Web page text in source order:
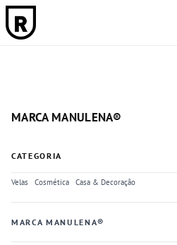
MARCA MANULENA®
CATEGORIA
Velas Cosmética Casa & Decoração
MARCA MANULENA®